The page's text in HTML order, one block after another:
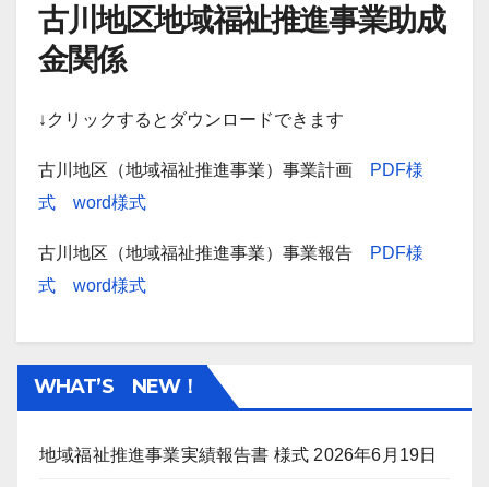
古川地区地域福祉推進事業助成
金関係
↓クリックするとダウンロードできます
古川地区（地域福祉推進事業）事業計画
PDF様
式
word様式
古川地区（地域福祉推進事業）事業報告
PDF様
式
word様式
WHAT’S NEW！
地域福祉推進事業実績報告書 様式 2026年6月19日